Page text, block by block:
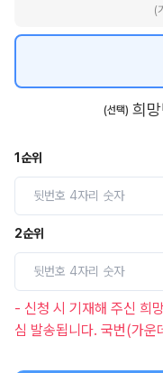
(
(선택) 희
1순위
2순위
- 신청 시 기재해 주신 희
심 발송됩니다. 국번(가운